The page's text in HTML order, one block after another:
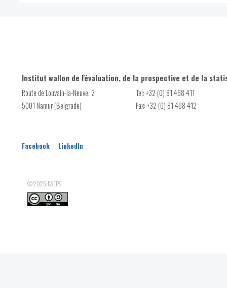
Institut wallon de l'évaluation, de la prospective et de la
Route de Louvain-la-Neuve, 2
5001 Namur (Belgrade)
Tel: +32 (0) 81 468 411
Fax: +32 (0) 81 468 412
Facebook LinkedIn
© 2025: IWEPS